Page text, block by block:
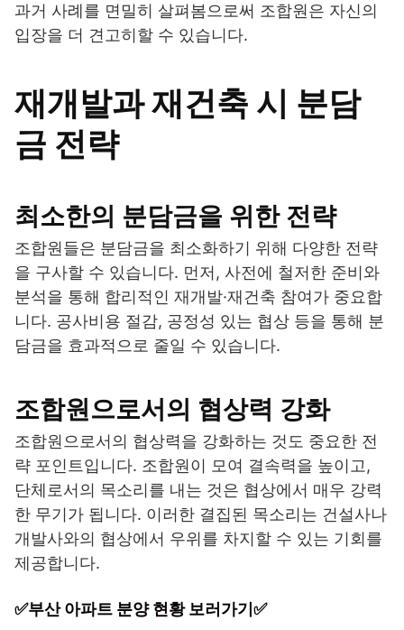
과거 사례를 면밀히 살펴봄으로써 조합원은 자신의
입장을 더 견고히할 수 있습니다.
재개발과 재건축 시 분담
금 전략
최소한의 분담금을 위한 전략
조합원들은 분담금을 최소화하기 위해 다양한 전략
을 구사할 수 있습니다. 먼저, 사전에 철저한 준비와
분석을 통해 합리적인 재개발·재건축 참여가 중요합
니다. 공사비용 절감, 공정성 있는 협상 등을 통해 분
담금을 효과적으로 줄일 수 있습니다.
조합원으로서의 협상력 강화
조합원으로서의 협상력을 강화하는 것도 중요한 전
략 포인트입니다. 조합원이 모여 결속력을 높이고,
단체로서의 목소리를 내는 것은 협상에서 매우 강력
한 무기가 됩니다. 이러한 결집된 목소리는 건설사나
개발사와의 협상에서 우위를 차지할 수 있는 기회를
제공합니다.
✅부산 아파트 분양 현황 보러가기✅